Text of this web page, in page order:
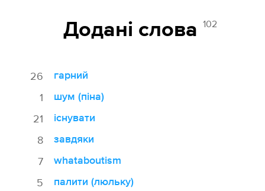
Додані cлова 102
26
гарний
1
шум (піна)
21
існувати
8
завдяки
7
whataboutism
5
палити (люльку)